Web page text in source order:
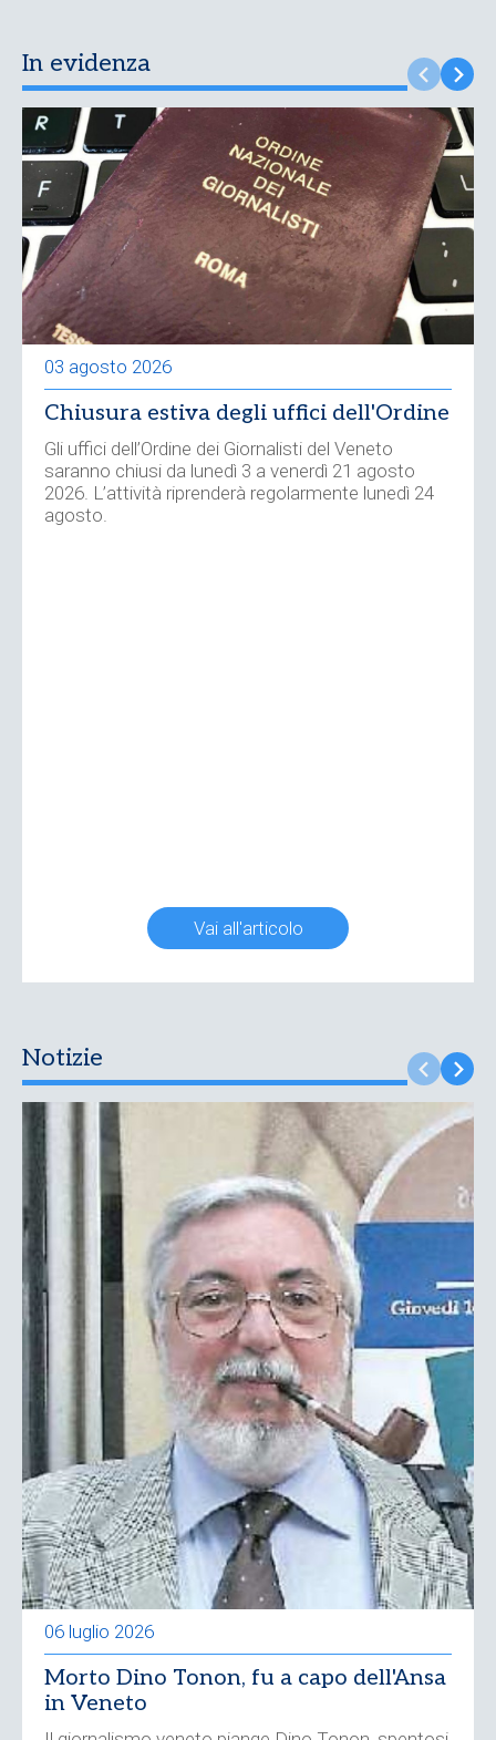
In evidenza
03 agosto 2026
Chiusura estiva degli uffici dell'Ordine
Gli uffici dell’Ordine dei Giornalisti del Veneto
saranno chiusi da lunedì 3 a venerdì 21 agosto
2026. L’attività riprenderà regolarmente lunedì 24
agosto.
Vai all'articolo
Notizie
06 luglio 2026
Morto Dino Tonon, fu a capo dell'Ansa
in Veneto